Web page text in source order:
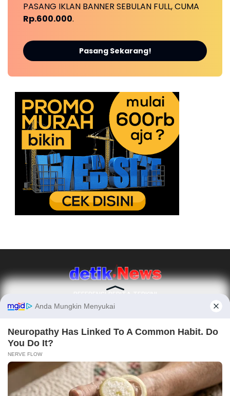
PASANG IKLAN BANNER SEBULAN FULL, CUMA
Rp.600.000.
Pasang Sekarang!
REDAKSITENTANG KAMIPEDOMAN MEDIA SIBER
PENAWARAN IKLANPASANG IKLANMITRA KERJA